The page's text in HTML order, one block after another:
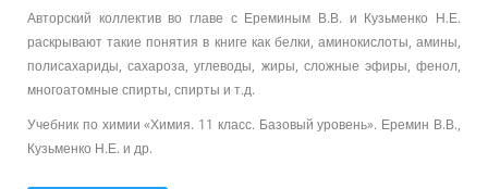
Авторский коллектив во главе с Ереминым В.В. и Кузьменко Н.Е.
раскрывают такие понятия в книге как белки, аминокислоты, амины,
полисахариды, сахароза, углеводы, жиры, сложные эфиры, фенол,
многоатомные спирты, спирты и т.д.
Учебник по химии «Химия. 11 класс. Базовый уровень». Еремин В.В.,
Кузьменко Н.Е. и др.